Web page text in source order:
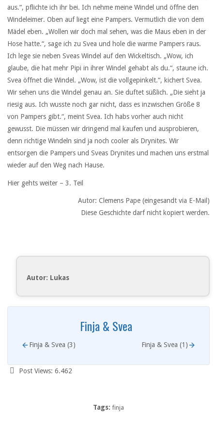
aus.“, pflichte ich ihr bei. Ich nehme meine Windel und öffne den
Windeleimer. Oben auf liegt eine Pampers. Vermutlich die von dem
Mädel eben. „Wollen wir doch mal sehen, was die Maus eben in der
Hose hatte.“, sage ich zu Svea und hole die warme Pampers raus.
Ich lege sie neben Sveas Windel auf den Wickeltisch. „Wow, ich
glaube, die hat mehr Pipi in ihrer Windel gehabt als du.“, staune ich.
Svea öffnet die Windel. „Wow, ist die vollgepinkelt.“, kichert Svea.
Wir sehen uns die Windel genau an. Sie duftet süßlich. „Die sieht ja
riesig aus. Ich wusste noch gar nicht, dass es inzwischen Größe 8
von Pampers gibt.“, meint Svea. Ich habs vorher auch nicht
gewusst. Die müssen wir dringend mal kaufen und ausprobieren,
denn richtige Windeln sind ja noch cooler als Drynites. Wir
entsorgen die Pampers und Sveas Drynites und machen uns erstmal
wieder auf den Weg nach Hause.
Hier gehts weiter – 3. Teil
Autor: Clemens Pape (eingesandt via E-Mail)
Diese Geschichte darf nicht kopiert werden.
Autor: Lukas
Finja & Svea
Finja & Svea (3) Finja & Svea (1)
Post Views: 6.462
Tags: finja